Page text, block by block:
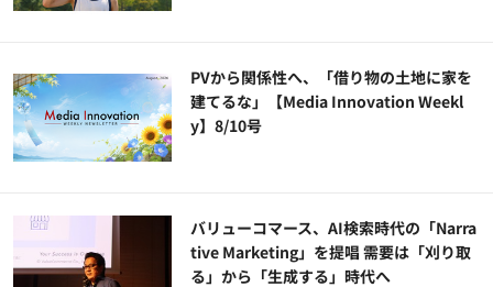
PVから関係性へ、「借り物の土地に家を
建てるな」【Media Innovation Weekl
y】8/10号
バリューコマース、AI検索時代の「Narra
tive Marketing」を提唱 需要は「刈り取
る」から「生成する」時代へ